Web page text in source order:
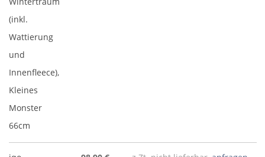
(inkl.
Wattierung
und
Innenfleece),
Kleines
Monster
66cm